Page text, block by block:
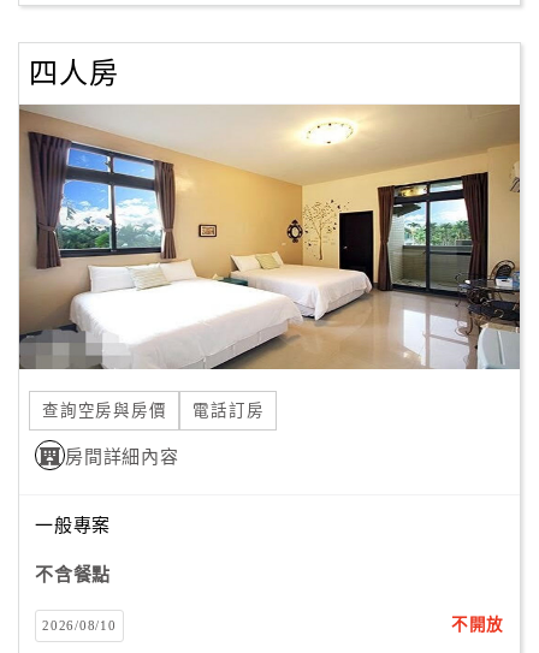
客
服
聯
單
Line
線
上
服
紅
利
查
訂
房
Q&A
四人房
查詢空房與房價 電話訂房
房間詳細內容
一般專案
不含餐點
2026/08/10 不開放